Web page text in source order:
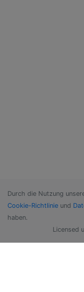
Durch die Nutzung
Cookie-Richtlinie und
haben.
Licensed